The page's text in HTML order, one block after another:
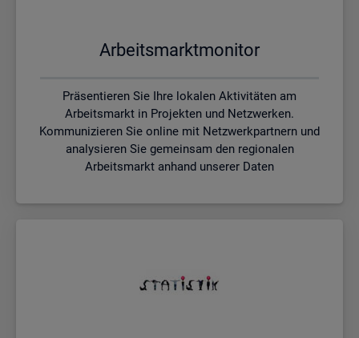
Ar­beits­markt­mo­ni­tor
Präsentieren Sie Ihre lokalen Aktivitäten am
Arbeitsmarkt in Projekten und Netzwerken.
Kommunizieren Sie online mit Netzwerkpartnern und
analysieren Sie gemeinsam den regionalen
Arbeitsmarkt anhand unserer Daten